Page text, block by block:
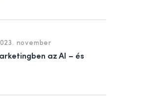
november
az AI – és